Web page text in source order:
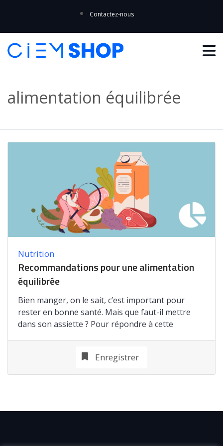
Contactez-nous
alimentation équilibrée
Nutrition
Recommandations pour une alimentation
équilibrée
Bien manger, on le sait, c’est important pour
rester en bonne santé. Mais que faut-il mettre
dans son assiette ? Pour répondre à cette
Enregistrer